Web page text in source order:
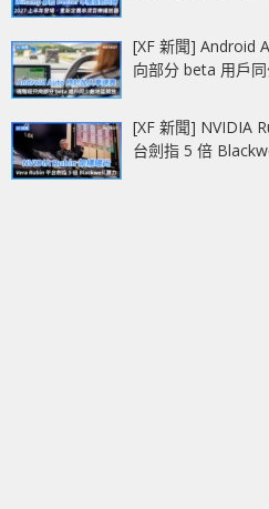
[XF 新聞] Android
向部分 beta 用戶
[XF 新聞] NVIDIA
台劍指 5 倍